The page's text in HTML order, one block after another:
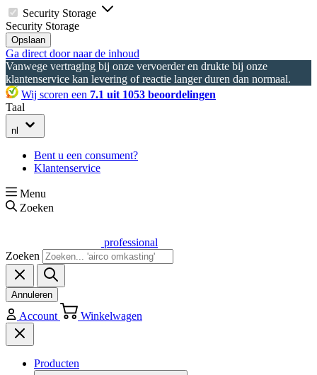
Security Storage
Security Storage
Opslaan
Ga direct door naar de inhoud
Vanwege vertraging bij onze vervoerder en drukte bij onze
klantenservice kan levering of reactie langer duren dan normaal.
Wij scoren een 7.1 uit 1053 beoordelingen
Taal
nl
Bent u een consument?
Klantenservice
Menu
Zoeken
professional
Zoeken
Annuleren
Account Winkelwagen
Producten